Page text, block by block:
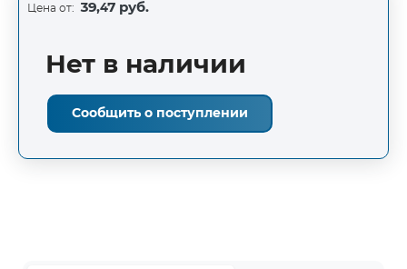
Цена от: 39,47 руб.
Нет в наличии
Сообщить о поступлении